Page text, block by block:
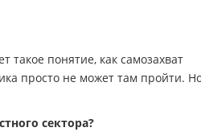
такое понятие, как самозахват
просто не может там пройти.
сектора?